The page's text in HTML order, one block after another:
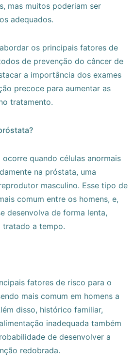
mas muitos poderiam ser
adequados.
os principais fatores de
de prevenção do câncer de
a importância dos exames
precoce para aumentar as
tratamento.
quando células anormais
na próstata, uma
masculino. Esse tipo de
comum entre os homens, e,
desenvolva de forma lenta,
tratado a tempo.
fatores de risco para o
mais comum em homens a
disso, histórico familiar,
inadequada também
de desenvolver a
redobrada.